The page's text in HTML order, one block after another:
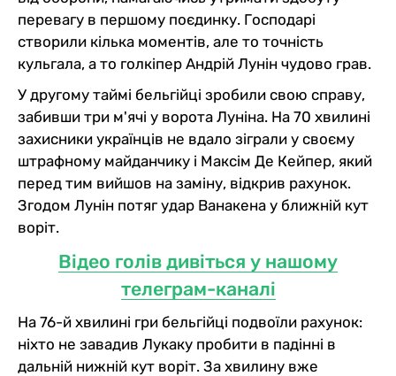
перевагу в першому поєдинку. Господарі
створили кілька моментів, але то точність
кульгала, а то голкіпер Андрій Лунін чудово грав.
У другому таймі бельгійці зробили свою справу,
забивши три м'ячі у ворота Луніна. На 70 хвилині
захисники українців не вдало зіграли у своєму
штрафному майданчику і Максім Де Кейпер, який
перед тим вийшов на заміну, відкрив рахунок.
Згодом Лунін потяг удар Ванакена у ближній кут
воріт.
Відео голів дивіться у нашому
телеграм-каналі
На 76-й хвилині гри бельгійці подвоїли рахунок:
ніхто не завадив Лукаку пробити в падінні в
дальній нижній кут воріт. За хвилину вже